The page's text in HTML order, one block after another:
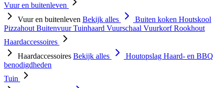
Vuur en buitenleven
Vuur en buitenleven Bekijk alles Buiten koken Houtskool
Pizzahout BuitenvuurTuinhaard Vuurschaal VuurkorfRookhout
Haardaccessoires
Haardaccessoires Bekijk alles Houtopslag Haard- en BBQ
benodigdheden
Tuin